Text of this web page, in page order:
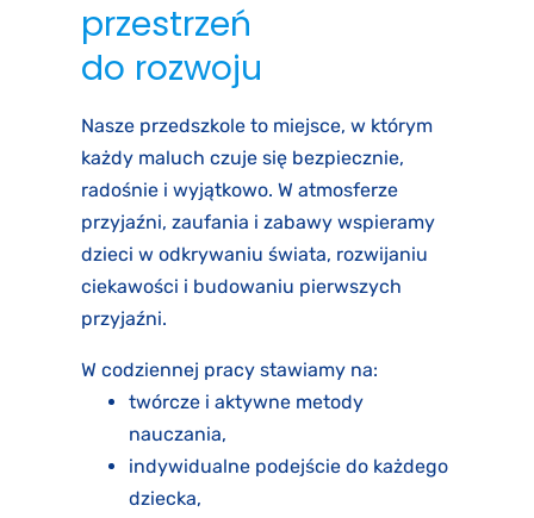
przestrzeń
do rozwoju
Nasze przedszkole to miejsce, w którym
każdy maluch czuje się bezpiecznie,
radośnie i wyjątkowo. W atmosferze
przyjaźni, zaufania i zabawy wspieramy
dzieci w odkrywaniu świata, rozwijaniu
ciekawości i budowaniu pierwszych
przyjaźni.
W codziennej pracy stawiamy na:
twórcze i aktywne metody
nauczania,
indywidualne podejście do każdego
dziecka,